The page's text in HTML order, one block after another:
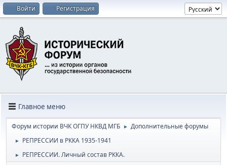
Войти Регистрация
Главное меню
Форум истории ВЧК ОГПУ НКВД МГБ ► Дополнительные форумы
► РЕПРЕССИИ в РККА 1935-1941
► РЕПРЕССИИ. Личный состав РККА.